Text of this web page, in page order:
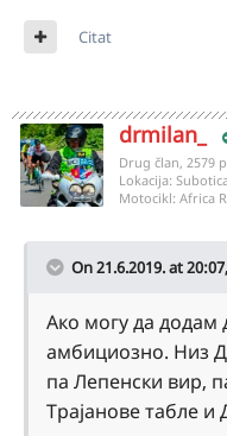
Citat
drmilan_
Drug član, 2579
Lokacija:
Motocikl: Africa
On 21.6.2019. at 20:07,
Ако могу да додам
амбициозно. Низ
па Лепенски вир,
Трајанове табле